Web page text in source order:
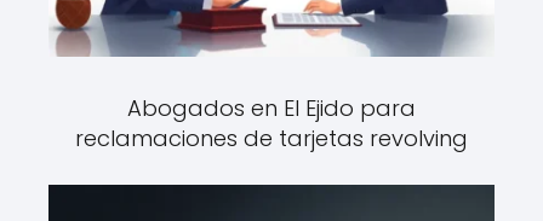
Abogados en El Ejido para
reclamaciones de tarjetas revolving